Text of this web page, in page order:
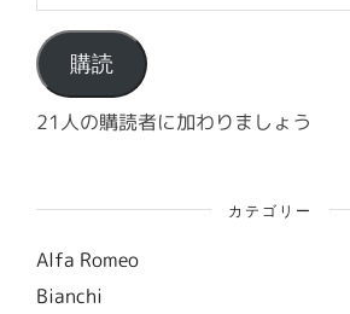
ル
ア
ド
レ
ス
購読
21人の購読者に加わりましょう
カテゴリー
Alfa Romeo
Bianchi